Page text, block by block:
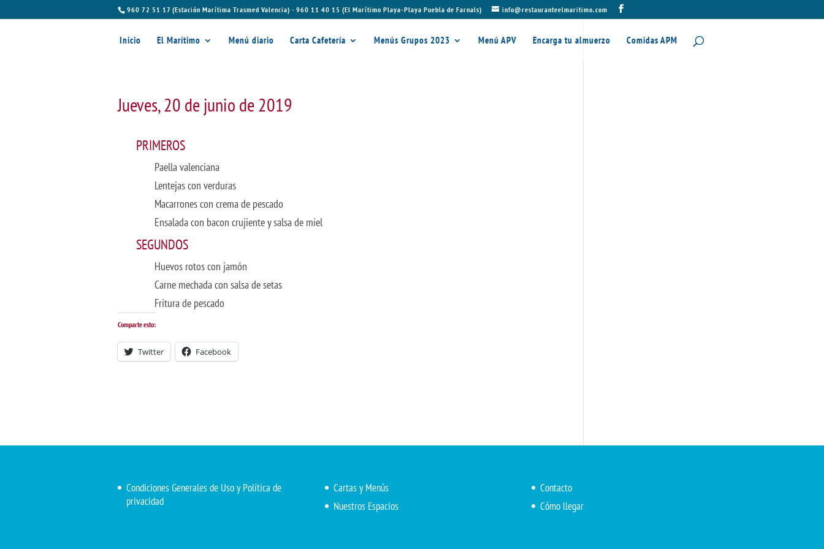
960 72 51 17 (Estación Marítima Trasmed Valencia) - 960 11 40 15 (El Marítimo Playa-Playa Puebla de Farnals) info@restauranteelmaritimo.com
Inicio El Marítimo Menú diario Carta Cafetería Menús Grupos 2023 Menú APV Encarga tu almuerzo Comidas APM
Jueves, 20 de junio de 2019
PRIMEROS
Paella valenciana
Lentejas con verduras
Macarrones con crema de pescado
Ensalada con bacon crujiente y salsa de miel
SEGUNDOS
Huevos rotos con jamón
Carne mechada con salsa de setas
Fritura de pescado
Comparte esto:
Twitter Facebook
Condiciones Generales de Uso y Política de
privacidad
Cartas y Menús
Nuestros Espacios
Contacto
Cómo llegar